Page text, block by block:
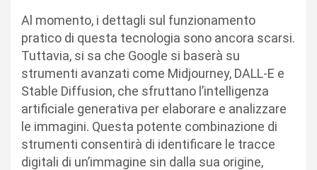
Al momento, i dettagli sul funzionamento
pratico di questa tecnologia sono ancora scarsi.
Tuttavia, si sa che Google si baserà su
strumenti avanzati come Midjourney, DALL-E e
Stable Diffusion, che sfruttano l’intelligenza
artificiale generativa per elaborare e analizzare
le immagini. Questa potente combinazione di
strumenti consentirà di identificare le tracce
digitali di un’immagine sin dalla sua origine,